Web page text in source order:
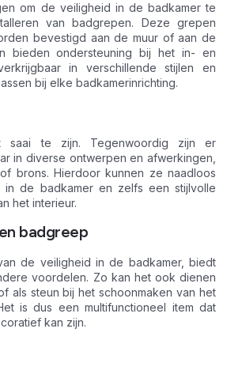
om de veiligheid in de badkamer te
van badgrepen. Deze grepen
bevestigd aan de muur of aan de
bieden ondersteuning bij het in- en
in verschillende stijlen en
bij elke badkamerinrichting.
saai te zijn. Tegenwoordig zijn er
in diverse ontwerpen en afwerkingen,
brons. Hierdoor kunnen ze naadloos
in de badkamer en zelfs een stijlvolle
het interieur.
badgreep
de veiligheid in de badkamer, biedt
voordelen. Zo kan het ook dienen
als steun bij het schoonmaken van het
is dus een multifunctioneel item dat
kan zijn.